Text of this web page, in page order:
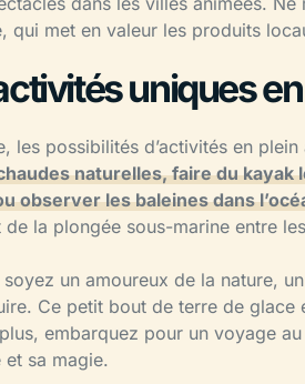
qui met en valeur les produits
uniques
les possibilités d’activités en
naturelles, faire du
observer les baleines dans
de la plongée sous-marine entre
un amoureux de la nature,
Ce petit bout de terre de
plus, embarquez pour un voyage
et sa magie.